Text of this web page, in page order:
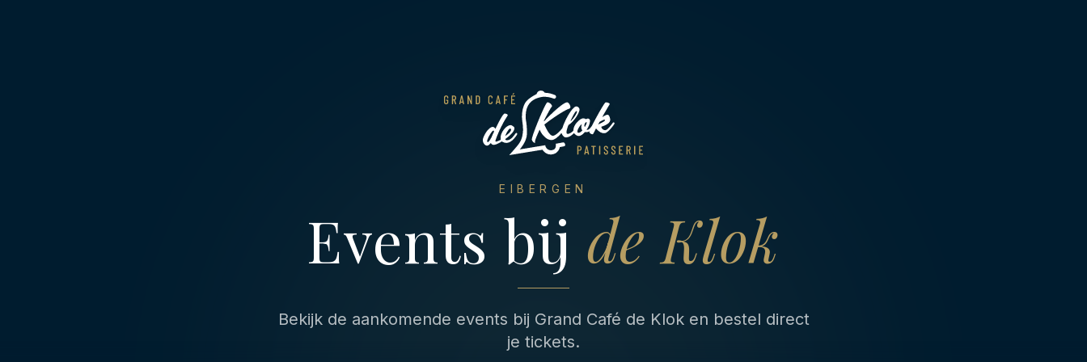
EIBERGEN
Events bij de Klok
Bekijk de aankomende events bij Grand Café de Klok en bestel direct
je tickets.